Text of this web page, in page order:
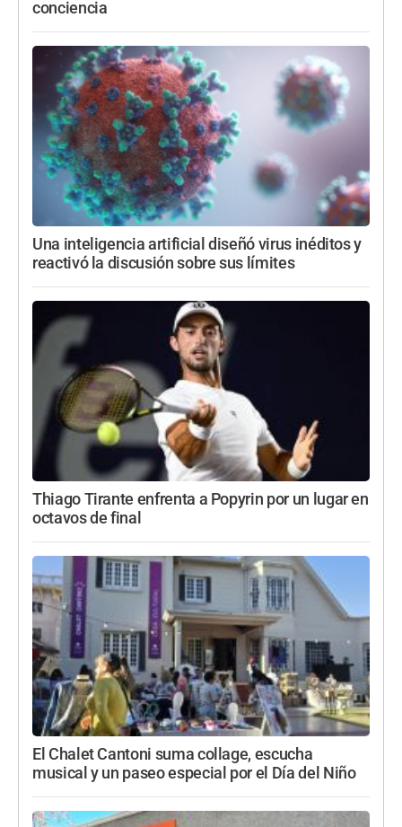
conciencia
Una inteligencia artificial diseñó virus inéditos y
reactivó la discusión sobre sus límites
Thiago Tirante enfrenta a Popyrin por un lugar en
octavos de final
El Chalet Cantoni suma collage, escucha
musical y un paseo especial por el Día del Niño